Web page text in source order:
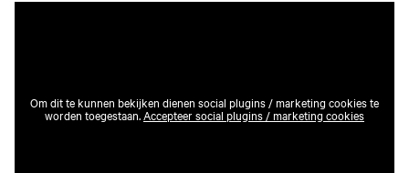
Om dit te kunnen bekijken dienen social plugins / marketing cookies te
worden toegestaan.Accepteer social plugins / marketing cookies